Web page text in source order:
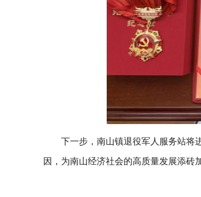
下一步，南山镇退役军人服务站将
因，为南山经济社会的高质量发展添砖